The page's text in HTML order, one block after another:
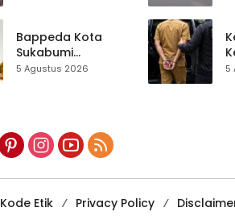
Lewat Boneka
Tangan
Bappeda Kota
Sukabumi
Matangkan Inovasi
5 Agustus 2026 5
Kode Etik Privacy Policy